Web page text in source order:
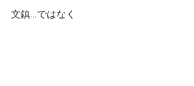
文鎮…ではなく